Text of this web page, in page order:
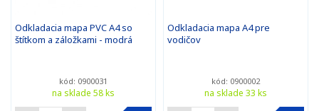
Odkladacia mapa PVC A4 so
štítkom a záložkami - modrá
kód: 0900031
na sklade 58 ks
Odkladacia mapa A4 pre
vodičov
kód: 0900002
na sklade 33 ks